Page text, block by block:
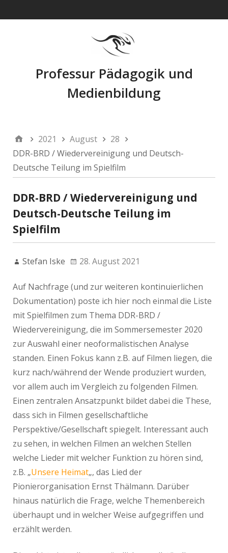
Professur Pädagogik und
Medienbildung
2021 August
28
DDR-BRD / Wiedervereinigung und Deutsch-
Deutsche Teilung im Spielfilm
DDR-BRD / Wiedervereinigung und
Deutsch-Deutsche Teilung im
Spielfilm
Stefan Iske 28. August 2021
Auf Nachfrage (und zur weiteren kontinuierlichen
Dokumentation) poste ich hier noch einmal die Liste
mit Spielfilmen zum Thema DDR-BRD /
Wiedervereinigung, die im Sommersemester 2020
zur Auswahl einer neoformalistischen Analyse
standen. Einen Fokus kann z.B. auf Filmen liegen, die
kurz nach/während der Wende produziert wurden,
vor allem auch im Vergleich zu folgenden Filmen.
Einen zentralen Ansatzpunkt bildet dabei die These,
dass sich in Filmen gesellschaftliche
Perspektive/Gesellschaft spiegelt. Interessant auch
zu sehen, in welchen Filmen an welchen Stellen
welche Lieder mit welcher Funktion zu hören sind,
z.B. „Unsere Heimat„, das Lied der
Pionierorganisation Ernst Thälmann. Darüber
hinaus natürlich die Frage, welche Themenbereich
überhaupt und in welcher Weise aufgegriffen und
erzählt werden.